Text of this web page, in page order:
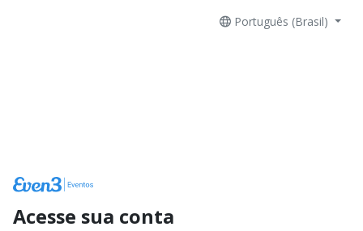
Português (Brasil)
Acesse sua conta